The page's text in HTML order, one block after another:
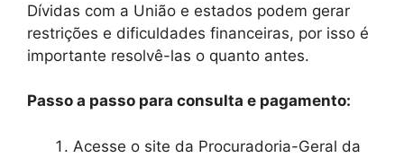
Dívidas com a União e estados podem gerar
restrições e dificuldades financeiras, por isso é
importante resolvê-las o quanto antes.
Passo a passo para consulta e pagamento:
Acesse o site da Procuradoria-Geral da